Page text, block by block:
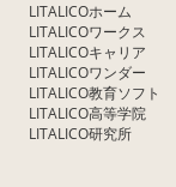
LITALICOホーム
LITALICOワークス
LITALICOキャリア
LITALICOワンダー
LITALICO教育ソフト
LITALICO高等学院
LITALICO研究所